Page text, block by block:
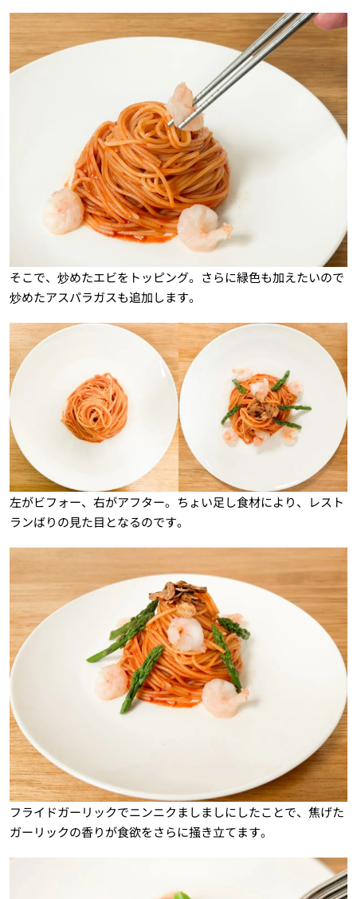
そこで、炒めたエビをトッピング。さらに緑色も加えたいので
炒めたアスパラガスも追加します。
左がビフォー、右がアフター。ちょい足し食材により、レスト
ランばりの見た目となるのです。
フライドガーリックでニンニクましましにしたことで、焦げた
ガーリックの香りが食欲をさらに掻き立てます。